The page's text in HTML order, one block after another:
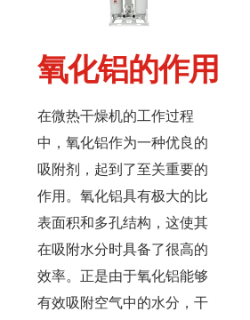
氧化铝的作用
在微热干燥机的工作过程
中，氧化铝作为一种优良的
吸附剂，起到了至关重要的
作用。氧化铝具有极大的比
表面积和多孔结构，这使其
在吸附水分时具备了很高的
效率。正是由于氧化铝能够
有效吸附空气中的水分，干